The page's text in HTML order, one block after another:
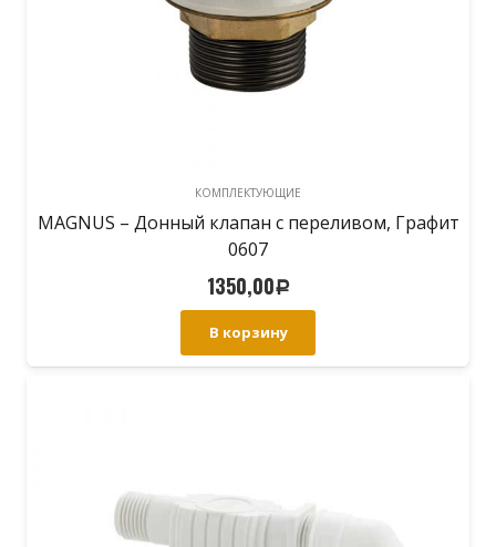
КОМПЛЕКТУЮЩИЕ
MAGNUS – Донный клапан с переливом, Графит
0607
1350,00Р
В корзину